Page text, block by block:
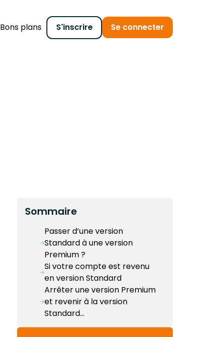
Bons plans S'inscrire Se connecter
Sommaire
Passer d’une version
Standard à une version
Premium ?
Si votre compte est revenu
en version Standard
Arrêter une version Premium
et revenir à la version
Standard…